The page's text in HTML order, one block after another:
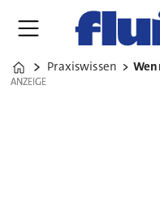
Home
Praxiswissen
ANZEIGE
ANZEIGE